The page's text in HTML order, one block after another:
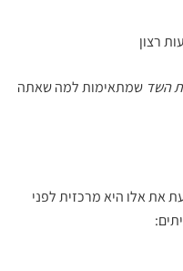
רצון
השד שמתאימות למה שאתה
את אלו היא מרכזית לפני